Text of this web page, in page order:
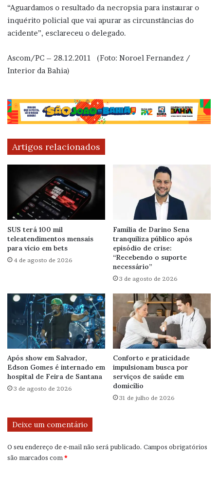
“Aguardamos o resultado da necropsia para instaurar o
inquérito policial que vai apurar as circunstâncias do
acidente”, esclareceu o delegado.
Ascom/PC – 28.12.2011 (Foto: Noroel Fernandez /
Interior da Bahia)
Artigos relacionados
SUS terá 100 mil
teleatendimentos mensais
para vício em bets
4 de agosto de 2026
Família de Darino Sena
tranquiliza público após
episódio de crise:
“Recebendo o suporte
necessário”
3 de agosto de 2026
Após show em Salvador,
Edson Gomes é internado em
hospital de Feira de Santana
3 de agosto de 2026
Conforto e praticidade
impulsionam busca por
serviços de saúde em
domicílio
31 de julho de 2026
Deixe um comentário
O seu endereço de e-mail não será publicado. Campos obrigatórios
são marcados com*